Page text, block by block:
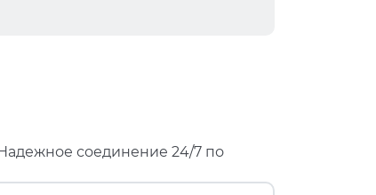
соединение 24/7 по